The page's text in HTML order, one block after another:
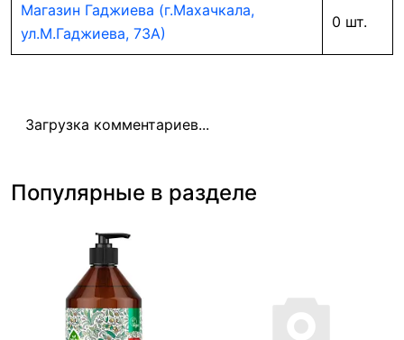
Магазин Гаджиева (г.Махачкала,
ул.М.Гаджиева, 73А)
0 шт.
Загрузка комментариев...
Популярные в разделе